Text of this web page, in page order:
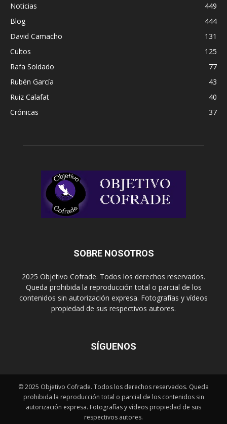
Noticias
449
Blog
444
David Camacho
131
Cultos
125
Rafa Soldado
77
Rubén García
43
Ruiz Calafat
40
Crónicas
37
SOBRE NOSOTROS
2025 Objetivo Cofrade. Todos los derechos reservados.
Queda prohibida la reproducción total o parcial de los
contenidos sin autorización expresa. Fotografías y vídeos
propiedad de sus respectivos autores.
SÍGUENOS
© 2025 Objetivo Cofrade. Todos los derechos reservados. Queda
prohibida la reproducción total o parcial de los contenidos sin
autorización expresa. Fotografías y vídeos propiedad de sus
respectivos autores.